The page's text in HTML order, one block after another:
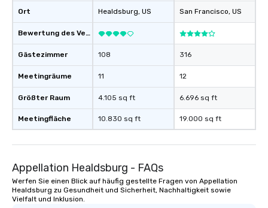
Ort
Bewertung des Veranstaltungsortes
Gästezimmer
Meetingräume
Größter Raum
Meetingfläche
Healdsburg, US
108
11
4.105 sq ft
10.830 sq ft
San Francisco, US
316
12
6.696 sq ft
19.000 sq ft
Appellation Healdsburg - FAQs
Werfen Sie einen Blick auf häufig gestellte Fragen von Appellation
Healdsburg zu Gesundheit und Sicherheit, Nachhaltigkeit sowie
Vielfalt und Inklusion.